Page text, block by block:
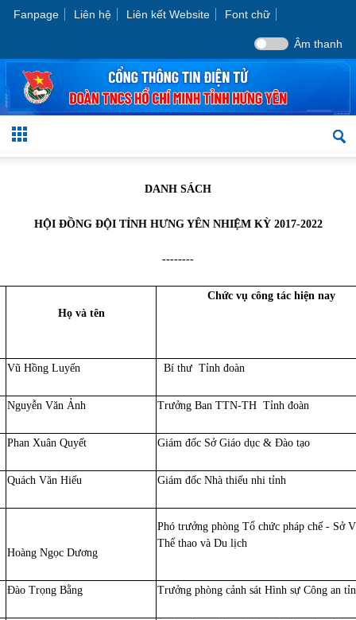
Fanpage Liên hệ Liên kết Website Font chữ
Âm thanh
DANH SÁCH
HỘI ĐỒNG ĐỘI TỈNH HƯNG YÊN NHIỆM KỲ 2017-2022
--------
Họ và tên
Chức vụ công tác hiện nay
Vũ Hồng Luyến Bí thư Tỉnh đoàn
Nguyễn Văn Ảnh Trưởng Ban TTN-TH Tỉnh đoàn
Phan Xuân Quyết Giám đốc Sở Giáo dục & Đào tạo
Quách Văn Hiếu Giám đốc Nhà thiếu nhi tỉnh
Hoàng Ngọc Dương
Phó trưởng phòng Tổ chức pháp chế - Sở
Thể thao và Du lịch
Đào Trọng Bằng Trưởng phòng cảnh sát Hình sự Công an